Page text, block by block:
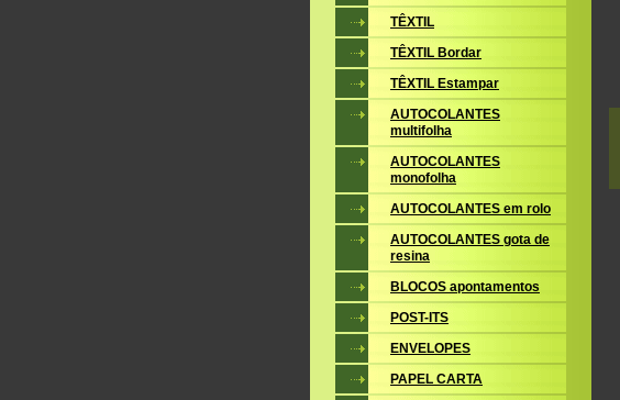
TÊXTIL
TÊXTIL Bordar
TÊXTIL Estampar
AUTOCOLANTES
multifolha
AUTOCOLANTES
monofolha
AUTOCOLANTES em rolo
AUTOCOLANTES gota de
resina
BLOCOS apontamentos
POST-ITS
ENVELOPES
PAPEL CARTA